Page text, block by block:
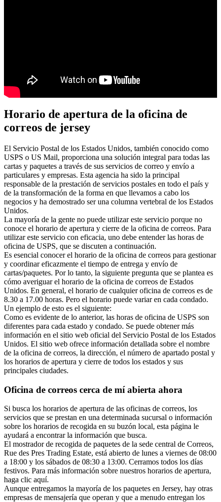
Horario de apertura de la oficina de
correos de jersey
El Servicio Postal de los Estados Unidos, también conocido como
USPS o US Mail, proporciona una solución integral para todas las
cartas y paquetes a través de sus servicios de correo y envío a
particulares y empresas. Esta agencia ha sido la principal
responsable de la prestación de servicios postales en todo el país y
de la transformación de la forma en que llevamos a cabo los
negocios y ha demostrado ser una columna vertebral de los Estados
Unidos.
La mayoría de la gente no puede utilizar este servicio porque no
conoce el horario de apertura y cierre de la oficina de correos. Para
utilizar este servicio con eficacia, uno debe entender las horas de
oficina de USPS, que se discuten a continuación.
Es esencial conocer el horario de la oficina de correos para gestionar
y coordinar eficazmente el tiempo de entrega y envío de
cartas/paquetes. Por lo tanto, la siguiente pregunta que se plantea es
cómo averiguar el horario de la oficina de correos de Estados
Unidos. En general, el horario de cualquier oficina de correos es de
8.30 a 17.00 horas. Pero el horario puede variar en cada condado.
Un ejemplo de esto es el siguiente:
Como es evidente de lo anterior, las horas de oficina de USPS son
diferentes para cada estado y condado. Se puede obtener más
información en el sitio web oficial del Servicio Postal de los Estados
Unidos. El sitio web ofrece información detallada sobre el nombre
de la oficina de correos, la dirección, el número de apartado postal y
los horarios de apertura y cierre de todos los estados y sus
principales ciudades.
Oficina de correos cerca de mí abierta ahora
Si busca los horarios de apertura de las oficinas de correos, los
servicios que se prestan en una determinada sucursal o información
sobre los horarios de recogida en su buzón local, esta página le
ayudará a encontrar la información que busca.
El mostrador de recogida de paquetes de la sede central de Correos,
Rue des Pres Trading Estate, está abierto de lunes a viernes de 08:00
a 18:00 y los sábados de 08:30 a 13:00. Cerramos todos los días
festivos. Para más información sobre nuestros horarios de apertura,
haga clic aquí.
Aunque entregamos la mayoría de los paquetes en Jersey, hay otras
empresas de mensajería que operan y que a menudo entregan los